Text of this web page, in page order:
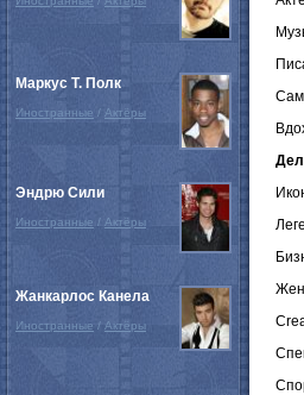
Маркус Т. Полк
Иностранные / Актёры
Эндрю Сили
Иностранные / Актёры
Жанкарлос Канела
Иностранные / Актёры